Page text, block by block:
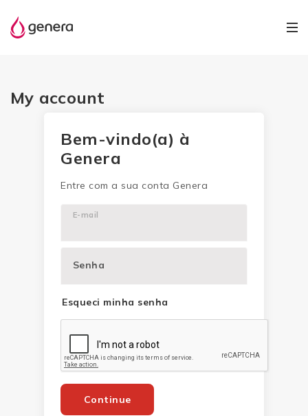
My account
Bem-vindo(a) à
Genera
Entre com a sua conta Genera
E-mail
Senha
Esqueci minha senha
Continue